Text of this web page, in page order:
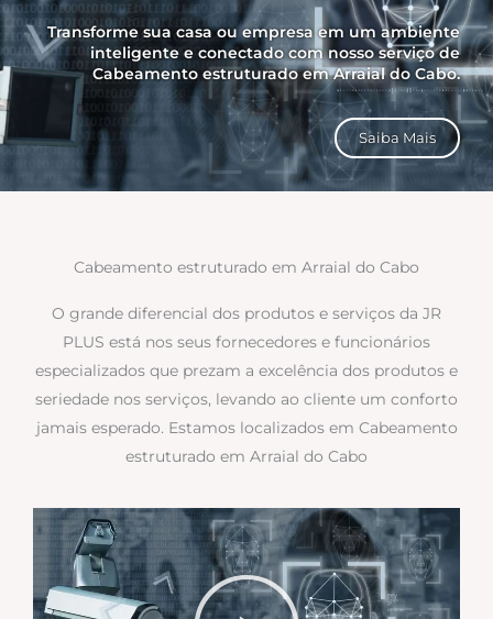
Transforme sua casa ou empresa em um ambiente
inteligente e conectado com nosso serviço de
Cabeamento estruturado em Arraial do Cabo.
Saiba Mais
Cabeamento estruturado em Arraial do Cabo
O grande diferencial dos produtos e serviços da JR
PLUS está nos seus fornecedores e funcionários
especializados que prezam a excelência dos produtos e
seriedade nos serviços, levando ao cliente um conforto
jamais esperado. Estamos localizados em Cabeamento
estruturado em Arraial do Cabo